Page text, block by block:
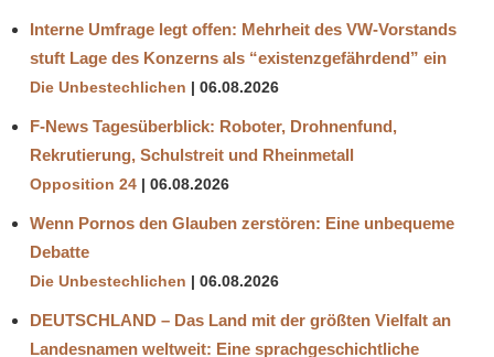
Interne Umfrage legt offen: Mehrheit des VW-Vorstands
stuft Lage des Konzerns als “existenzgefährdend” ein
Die Unbestechlichen 06.08.2026
F-News Tagesüberblick: Roboter, Drohnenfund,
Rekrutierung, Schulstreit und Rheinmetall
Opposition 24 06.08.2026
Wenn Pornos den Glauben zerstören: Eine unbequeme
Debatte
Die Unbestechlichen 06.08.2026
DEUTSCHLAND – Das Land mit der größten Vielfalt an
Landesnamen weltweit: Eine sprachgeschichtliche